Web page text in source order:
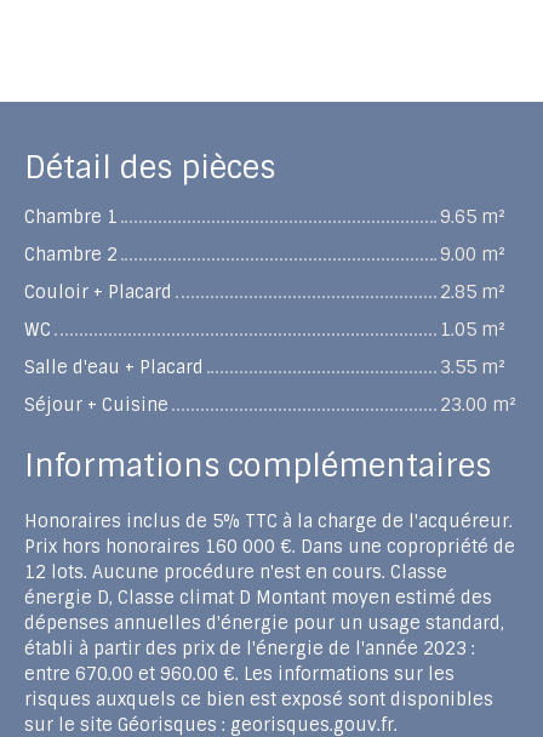
Détail des pièces
Chambre 1
9.65 m²
Chambre 2
9.00 m²
Couloir + Placard
2.85 m²
WC
1.05 m²
Salle d'eau + Placard
3.55 m²
Séjour + Cuisine
23.00 m²
Informations complémentaires
Honoraires inclus de 5% TTC à la charge de l'acquéreur.
Prix hors honoraires 160 000 €. Dans une copropriété de
12 lots. Aucune procédure n'est en cours. Classe
énergie D, Classe climat D Montant moyen estimé des
dépenses annuelles d'énergie pour un usage standard,
établi à partir des prix de l'énergie de l'année 2023 :
entre 670.00 et 960.00 €. Les informations sur les
risques auxquels ce bien est exposé sont disponibles
sur le site Géorisques : georisques.gouv.fr.